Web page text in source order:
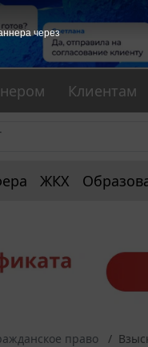
Клиентам
ЖКХ
право
через